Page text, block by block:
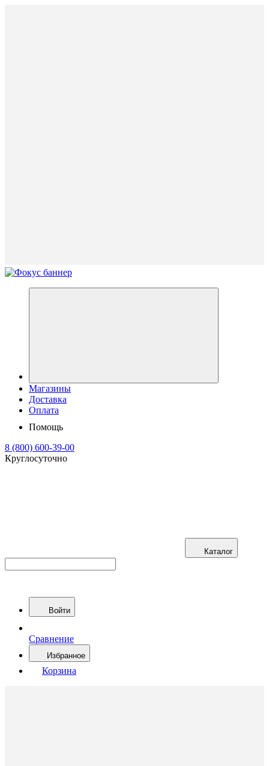
Магазины
Доставка
Оплата
Помощь
8 (800) 600-39-00
Круглосуточно
Каталог
Войти
Сравнение
Избранное
Корзина